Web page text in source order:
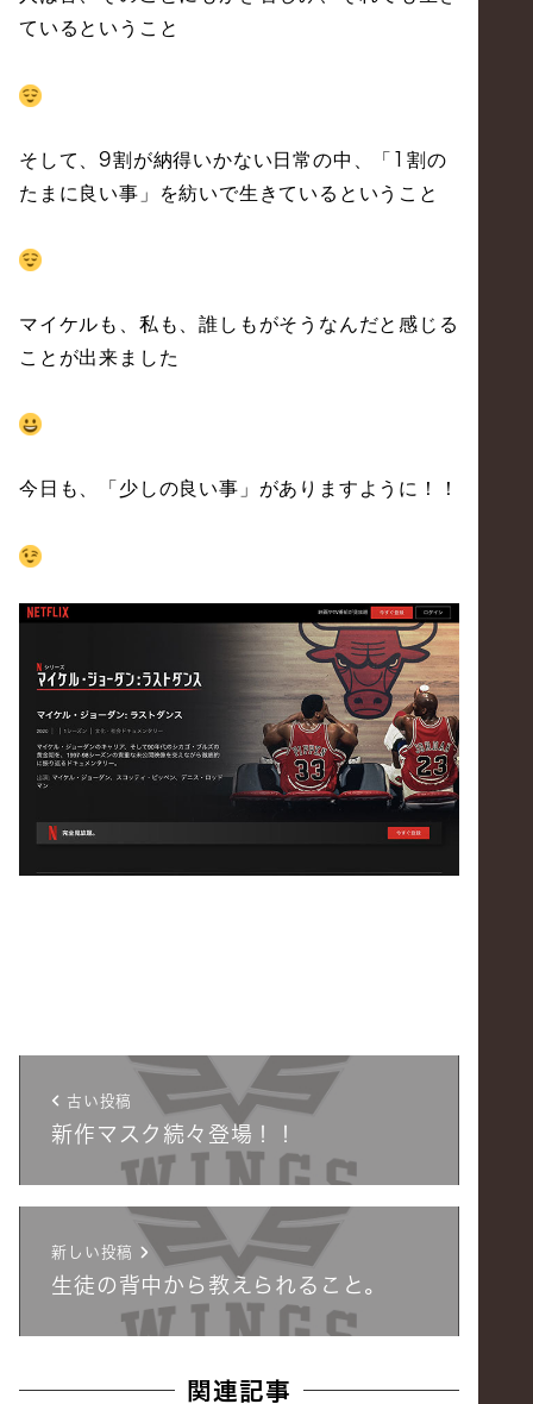
ているということ
そして、9割が納得いかない日常の中、「 1割の
たまに良い事」を紡いで生きているということ
マイケルも、私も、誰しもがそうなんだと感じる
ことが出来ました
今日も、「少しの良い事」がありますように！！
古い投稿
新作マスク続々登場！！
新しい投稿
生徒の背中から教えられること。
関連記事